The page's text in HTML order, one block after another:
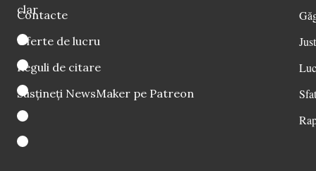
clar
Contacte
Oferte de lucru
Reguli de citare
Susțineți NewsMaker pe Patreon